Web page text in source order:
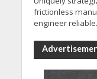
frictionless
engineer reliable.